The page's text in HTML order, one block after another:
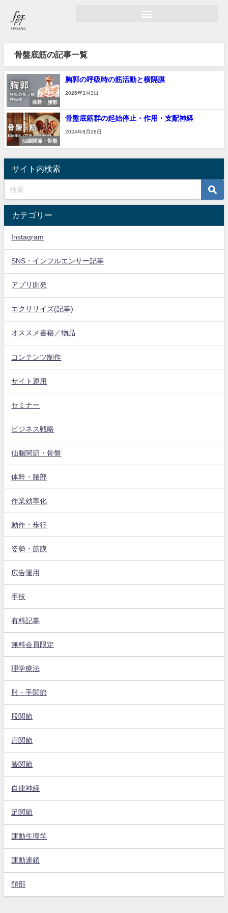
骨盤底筋の記事一覧
体幹・腰部
胸郭の呼吸時の筋活動と横隔膜
2026年3月3日
仙腸関節・骨盤
骨盤底筋群の起始停止・作用・支配神経
2024年8月28日
サイト内検索
カテゴリー
Instagram
SNS・インフルエンサー記事
アプリ開発
エクササイズ(記事)
オススメ書籍／物品
コンテンツ制作
サイト運用
セミナー
ビジネス戦略
仙腸関節・骨盤
体幹・腰部
作業効率化
動作・歩行
姿勢・筋膜
広告運用
手技
有料記事
無料会員限定
理学療法
肘・手関節
股関節
肩関節
膝関節
自律神経
足関節
運動生理学
運動連鎖
頚部